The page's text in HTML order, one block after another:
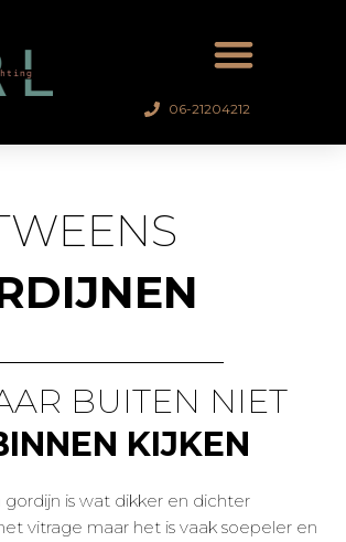
06-21204212
BUITEN NIET
KIJKEN
is wat dikker en dichter
vitrage maar het is vaak soepeler en